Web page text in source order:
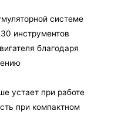
системе
инструментов
благодаря
устает при работе
при компактном